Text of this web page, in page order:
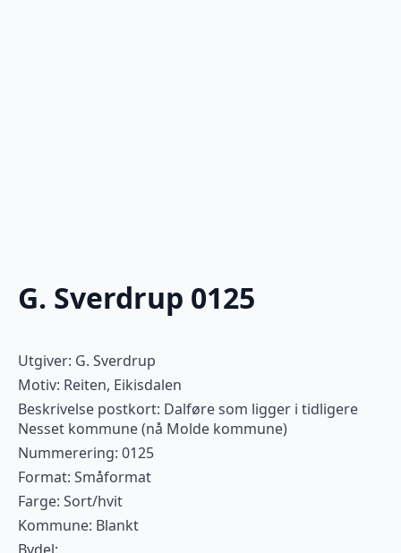
G. Sverdrup 0125
Utgiver: G. Sverdrup
Motiv: Reiten, Eikisdalen
Beskrivelse postkort: Dalføre som ligger i tidligere
Nesset kommune (nå Molde kommune)
Nummerering: 0125
Format: Småformat
Farge: Sort/hvit
Kommune: Blankt